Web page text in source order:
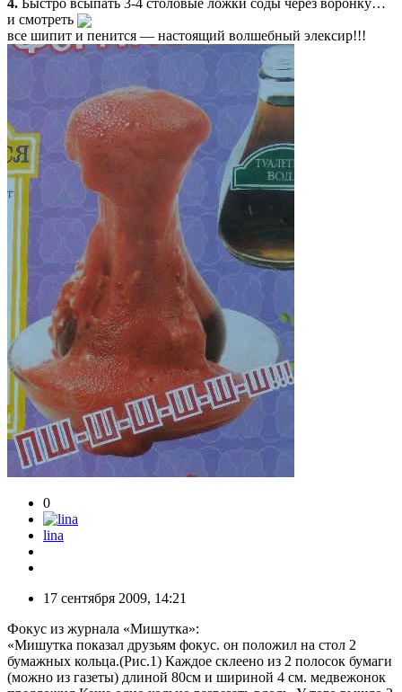
и смотреть
все шипит и пенится — настоящий волшебный элексир!!!
0
lina
17 сентября 2009, 14:21
Фокус из журнала «Мишутка»:
«Мишутка показал друзьям фокус. он положил на стол 2
бумажных кольца.(Рис.1) Каждое склеено из 2 полосок бумаги
(можно из газеты) длиной 80см и шириной 4 см. медвежонок